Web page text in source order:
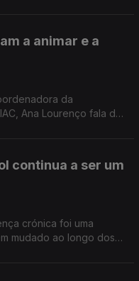
a animar e a
da
Ana Lourenço fala da
continua a ser um
crónica foi uma
mudado ao longo dos